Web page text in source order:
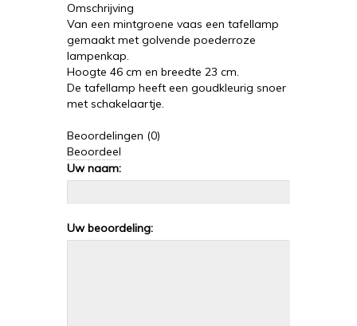
Omschrijving
Van een mintgroene vaas een tafellamp
gemaakt met golvende poederroze
lampenkap.
Hoogte 46 cm en breedte 23 cm.
De tafellamp heeft een goudkleurig snoer
met schakelaartje.
Beoordelingen (0)
Beoordeel
Uw naam:
Uw beoordeling: